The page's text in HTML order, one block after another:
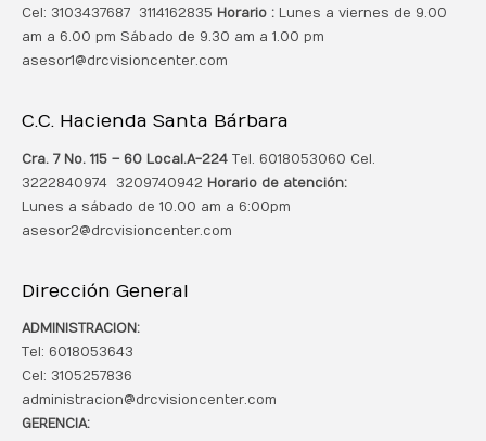
Cel: 3103437687 3114162835 Horario : Lunes a viernes de 9.00
am a 6.00 pm Sábado de 9.30 am a 1.00 pm
asesor1@drcvisioncenter.com
C.C. Hacienda Santa Bárbara
Cra. 7 No. 115 – 60 Local.A-224 Tel. 6018053060 Cel.
3222840974 3209740942 Horario de atención:
Lunes a sábado de 10.00 am a 6:00pm
asesor2@drcvisioncenter.com
Dirección General
ADMINISTRACION:
Tel: 6018053643
Cel: 3105257836
administracion@drcvisioncenter.com
GERENCIA: